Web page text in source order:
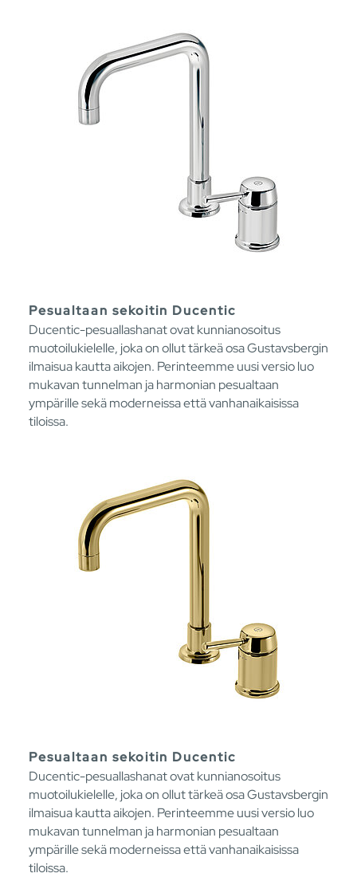
Pesualtaan sekoitin Ducentic
Ducentic-pesuallashanat ovat kunnianosoitus
muotoilukielelle, joka on ollut tärkeä osa Gustavsbergin
ilmaisua kautta aikojen. Perinteemme uusi versio luo
mukavan tunnelman ja harmonian pesualtaan
ympärille sekä moderneissa että vanhanaikaisissa
tiloissa.
Pesualtaan sekoitin Ducentic
Ducentic-pesuallashanat ovat kunnianosoitus
muotoilukielelle, joka on ollut tärkeä osa Gustavsbergin
ilmaisua kautta aikojen. Perinteemme uusi versio luo
mukavan tunnelman ja harmonian pesualtaan
ympärille sekä moderneissa että vanhanaikaisissa
tiloissa.